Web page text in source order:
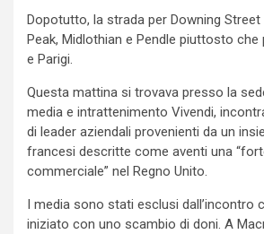
Dopotutto, la strada per Downing Street
Peak, Midlothian e Pendle piuttosto che
e Parigi.
Questa mattina si trovava presso la
media e intrattenimento Vivendi,
di leader aziendali provenienti da un
francesi descritte come aventi una
commerciale” nel Regno Unito.
I media sono stati esclusi dall’incontro
iniziato con uno scambio di doni. A